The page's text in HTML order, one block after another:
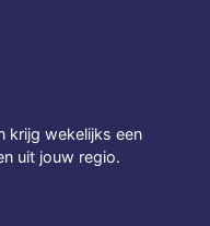
krijg wekelijks een
uit jouw regio.